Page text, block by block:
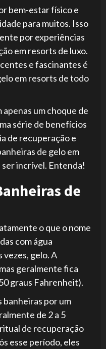
bem-estar físico e
para muitos. Isso
por experiências
em resorts de luxo.
e fascinantes é
em resorts de todo
um choque de
série de benefícios
de recuperação e
de gelo em
incrível. Entenda!
de
o que o nome
com água
gelo. A
geralmente fica
graus Fahrenheit).
banheiras por um
de 2 a 5
de recuperação
esse período, eles